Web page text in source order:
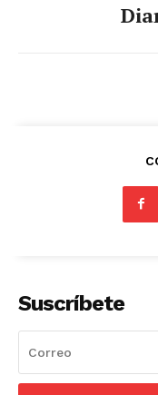
Suscríbete